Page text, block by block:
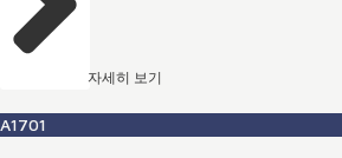
자세히 보기
A1701